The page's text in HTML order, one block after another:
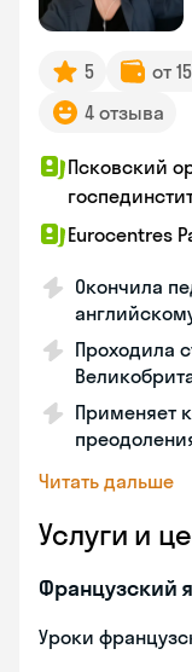
5 от
4 отзыва
Псковский
Eurocentres
Окончила
Проходила
Применяет
Читать дальше
Услуги и
Французский
Уроки